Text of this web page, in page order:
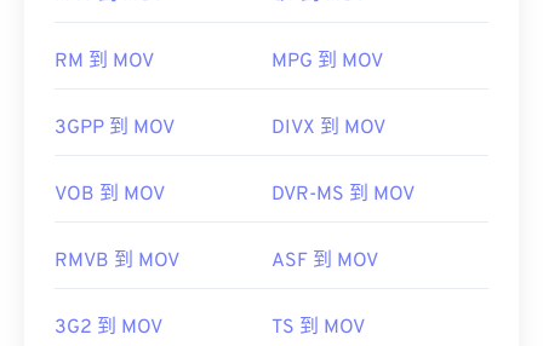
https://en.wikipedia.org/wiki/Matroska
戏相关。Apple 并未开发这些技术，因此它们无法在
开发者：
首次发行：2001年
https://en.wikipedia.org/wiki/QuickTime_File_Format
CH203-BBCGDDDF
RM 到 MOV MPG 到 MOV
3GPP 到 MOV DIVX 到 MOV
VOB 到 MOV DVR-MS 到 MOV
RMVB 到 MOV ASF 到 MOV
3G2 到 MOV TS 到 MOV